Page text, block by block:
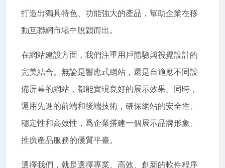
打造出獨具特色、功能強大的產品，幫助企業在移
動互聯網市場中脫穎而出。
在網站建設方面，我們注重用戶體驗與視覺設計的
完美結合。無論是響應式網站，還是自適應不同設
備屏幕的網站，都能實現良好的展示效果。同時，
運用先進的前端和後端技術，確保網站的安全性、
穩定性和高效性，爲企業搭建一個展示品牌形象、
推廣產品服務的優質平臺。
選擇我們，就是選擇專業、高效、創新的軟件程序